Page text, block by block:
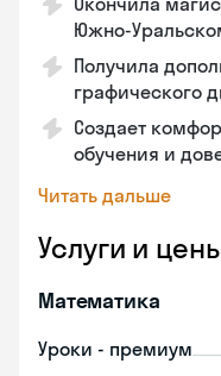
Южно-
Получила
графического
Создает
обучения и
Читать дальше
Услуги и
Математика
Уроки - премиум